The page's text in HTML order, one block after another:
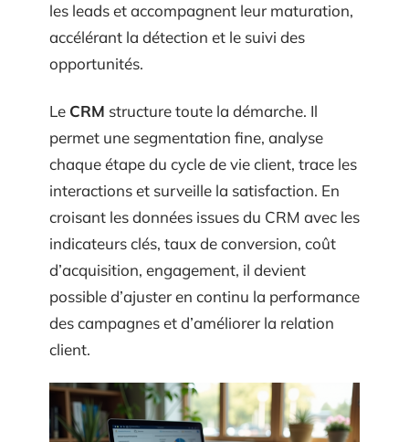
les leads et accompagnent leur maturation,
accélérant la détection et le suivi des
opportunités.
Le CRM structure toute la démarche. Il
permet une segmentation fine, analyse
chaque étape du cycle de vie client, trace les
interactions et surveille la satisfaction. En
croisant les données issues du CRM avec les
indicateurs clés, taux de conversion, coût
d’acquisition, engagement, il devient
possible d’ajuster en continu la performance
des campagnes et d’améliorer la relation
client.